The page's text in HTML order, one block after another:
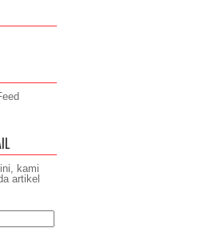
kami
artikel